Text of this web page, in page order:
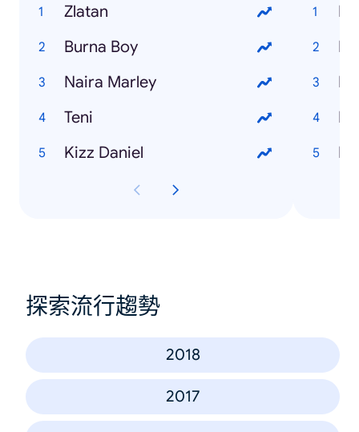
Zlatan
Burna Boy
Naira Marley
Teni
Kizz Daniel
探索流行趨勢
2018
2017